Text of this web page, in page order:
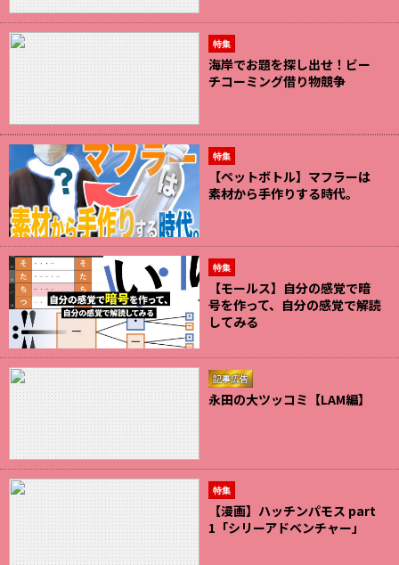
特集
海岸でお題を探し出せ！ビー
チコーミング借り物競争
特集
【ペットボトル】マフラーは
素材から手作りする時代。
特集
【モールス】自分の感覚で暗
号を作って、自分の感覚で解読
してみる
記事広告
永田の大ツッコミ【LAM編】
特集
【漫画】ハッチンパモス part
1「シリーアドベンチャー」